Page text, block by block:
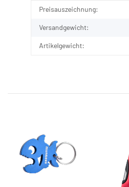
Produkteigenschaft
Wert
Preisauszeichnung:
Versandgewicht:
Artikelgewicht: